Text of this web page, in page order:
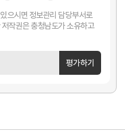
으시면 정보관리 담당부서로
은 충청남도가 소유하고
평가하기